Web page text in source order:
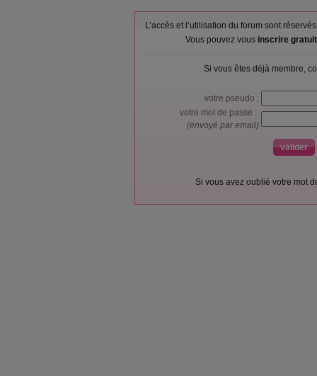
L’accès et l’utilisation du forum sont
Vous pouvez vous inscrire
Si vous êtes déjà membre,
votre pseudo :
votre mot de passe :
(envoyé par email)
Si vous avez oublié votre mot